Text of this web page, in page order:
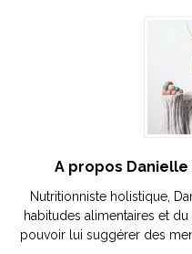
A propos
Nutritionniste holistique,
habitudes alimentaires et
pouvoir lui suggérer des